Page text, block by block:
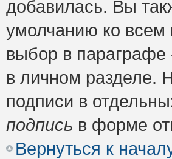
добавилась. Вы
умолчанию ко
выбор в параграфе
в личном разделе.
подписи в
подпись в форме
Вернуться к